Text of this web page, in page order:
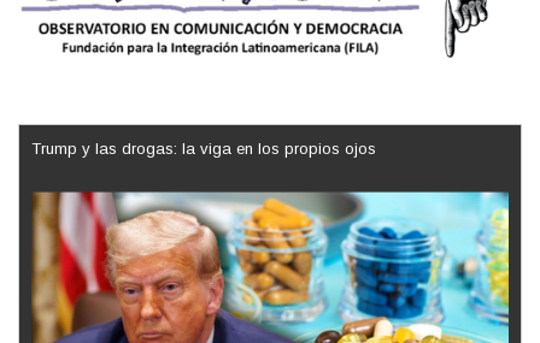
Trump y las drogas: la viga en los propios ojos